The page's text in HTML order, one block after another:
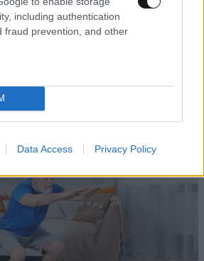
including authentication
fraud prevention, and other
Data Access Privacy Policy
– Τα 33α γενέθλια και τα